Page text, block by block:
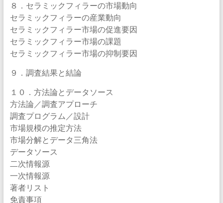
８．セラミックフィラーの市場動向
セラミックフィラーの産業動向
セラミックフィラー市場の促進要因
セラミックフィラー市場の課題
セラミックフィラー市場の抑制要因
９．調査結果と結論
１０．方法論とデータソース
方法論／調査アプローチ
調査プログラム／設計
市場規模の推定方法
市場分解とデータ三角法
データソース
二次情報源
一次情報源
著者リスト
免責事項